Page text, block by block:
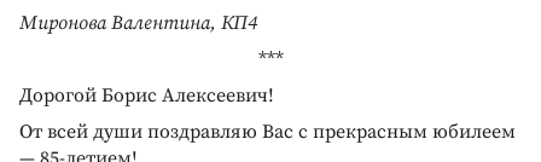
Миронова Валентина, КП4
***
Дорогой Борис Алексеевич!
От всей души поздравляю Вас с прекрасным юбилеем